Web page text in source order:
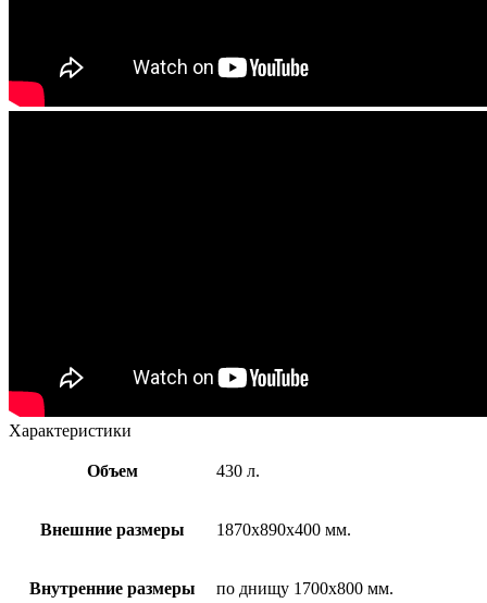
Характеристики
Объем 430 л.
Внешние размеры 1870х890х400 мм.
Внутренние размеры по днищу 1700х800 мм.